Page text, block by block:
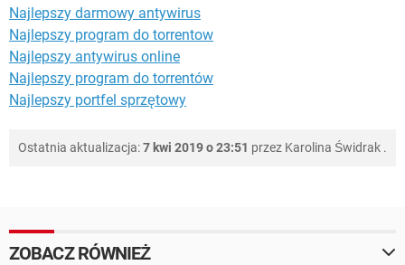
Najlepszy darmowy antywirus
Najlepszy program do torrentow
Najlepszy antywirus online
Najlepszy program do torrentów
Najlepszy portfel sprzętowy
Ostatnia aktualizacja:7 kwi 2019 o 23:51 przez Karolina Świdrak .
ZOBACZ RÓWNIEŻ